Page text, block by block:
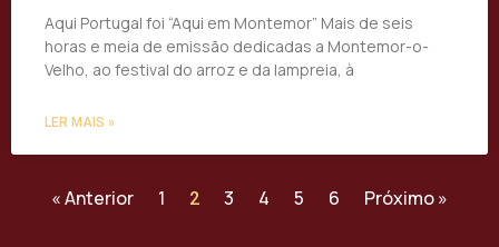
Aqui Portugal foi “Aqui em Montemor” Mais de seis
horas e meia de emissão dedicadas a Montemor-o-
Velho, ao festival do arroz e da lampreia, à
LER MAIS »
« Anterior 1 2 3 4 5 6 Próximo »